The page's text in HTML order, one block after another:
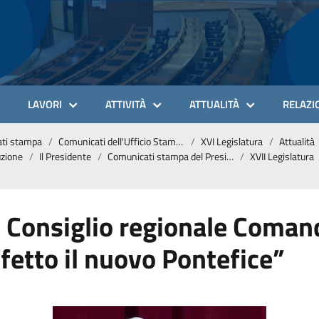
LAVORI ATTIVITÀ ATTUALITÀ
stampa Comunicati dell'Ufficio Stampa XVI Legislatura
Attualità
Il Presidente Comunicati stampa del Presidente XVII Legislatura
regionale
il nuovo Pontefice”